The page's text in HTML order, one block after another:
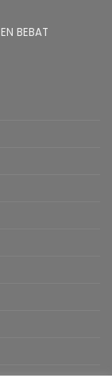
BEBAT